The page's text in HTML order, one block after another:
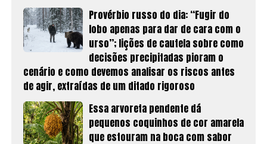
Provérbio russo do dia: “Fugir do
lobo apenas para dar de cara com o
urso”; lições de cautela sobre como
decisões precipitadas pioram o
cenário e como devemos analisar os riscos antes
de agir, extraídas de um ditado rigoroso
Essa arvoreta pendente dá
pequenos coquinhos de cor amarela
que estouram na boca com sabor